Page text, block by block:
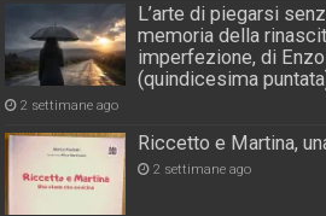
L’arte di piegarsi
memoria della
imperfezione, di
(quindicesima
2 settimane ago
Riccetto e Martina,
2 settimane ago